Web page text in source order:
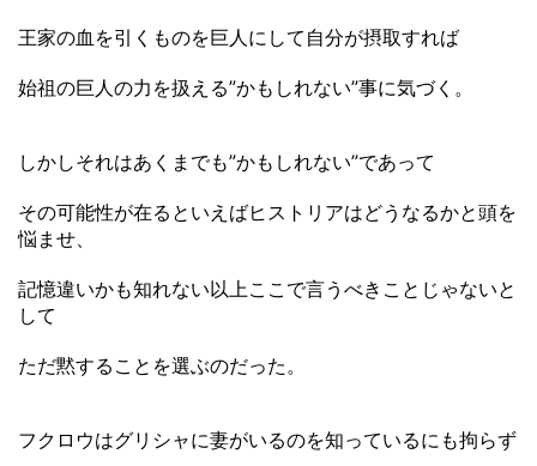
王家の血を引くものを巨人にして自分が摂取すれば
始祖の巨人の力を扱える”かもしれない”事に気づく。
しかしそれはあくまでも”かもしれない”であって
その可能性が在るといえばヒストリアはどうなるかと頭を
悩ませ、
記憶違いかも知れない以上ここで言うべきことじゃないと
して
ただ黙することを選ぶのだった。
フクロウはグリシャに妻がいるのを知っているにも拘らず